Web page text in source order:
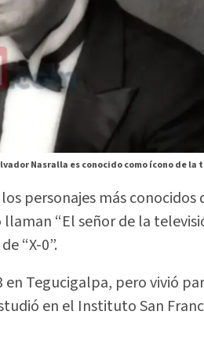
Nasralla es conocido como ícono de la
personajes más
“El señor de la
“X-0”.
en Tegucigalpa, pero vivió
en el Instituto San